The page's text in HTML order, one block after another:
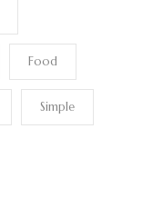
Food
Simple